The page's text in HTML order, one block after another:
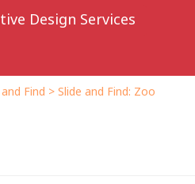
Design Services
Find > Slide and Find: Zoo